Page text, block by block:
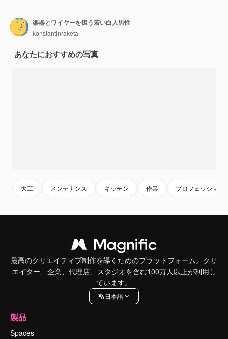
楽器とワイヤーを扱う若い白人男性
konstantinraketa
あなたにおすすめの写真
大工 メンテナンス キッチン 作業 プロフェッショナ
最高のクリエイティブ制作を導くためのプラットフォーム。クリ
エイター、企業、代理店、スタジオを含む100万人以上が利用し
ています。
日本語
製品
Spaces